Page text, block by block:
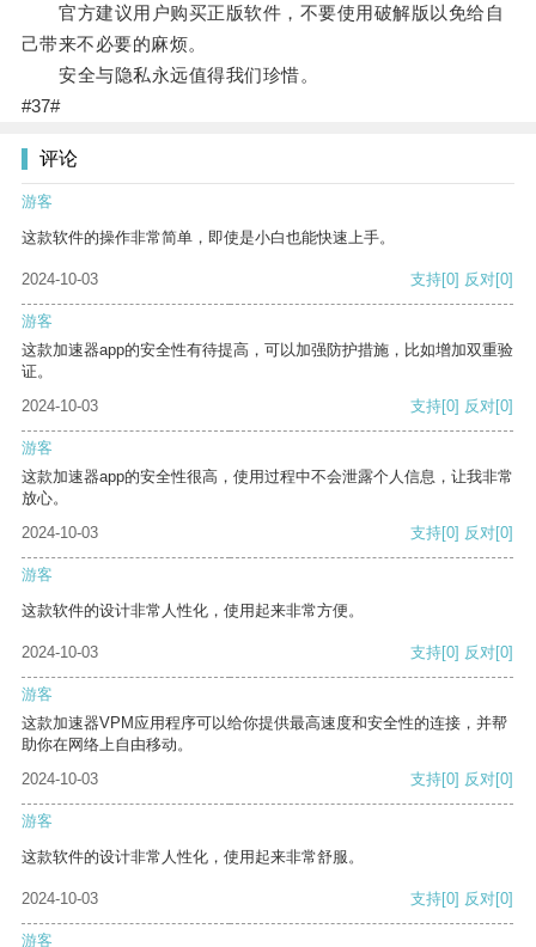
官方建议用户购买正版软件，不要使用破解版以免给自
己带来不必要的麻烦。
安全与隐私永远值得我们珍惜。
#37#
评论
游客
这款软件的操作非常简单，即使是小白也能快速上手。
2024-10-03 支持[0] 反对[0]
游客
这款加速器app的安全性有待提高，可以加强防护措施，比如增加双重验
证。
2024-10-03
支持[0] 反对[0]
游客
这款加速器app的安全性很高，使用过程中不会泄露个人信息，让我非常
放心。
2024-10-03
支持[0] 反对[0]
游客
这款软件的设计非常人性化，使用起来非常方便。
2024-10-03 支持[0] 反对[0]
游客
这款加速器VPM应用程序可以给你提供最高速度和安全性的连接，并帮
助你在网络上自由移动。
2024-10-03
支持[0] 反对[0]
游客
这款软件的设计非常人性化，使用起来非常舒服。
2024-10-03 支持[0] 反对[0]
游客